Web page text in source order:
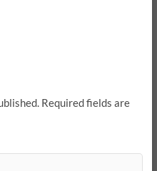
Required fields are